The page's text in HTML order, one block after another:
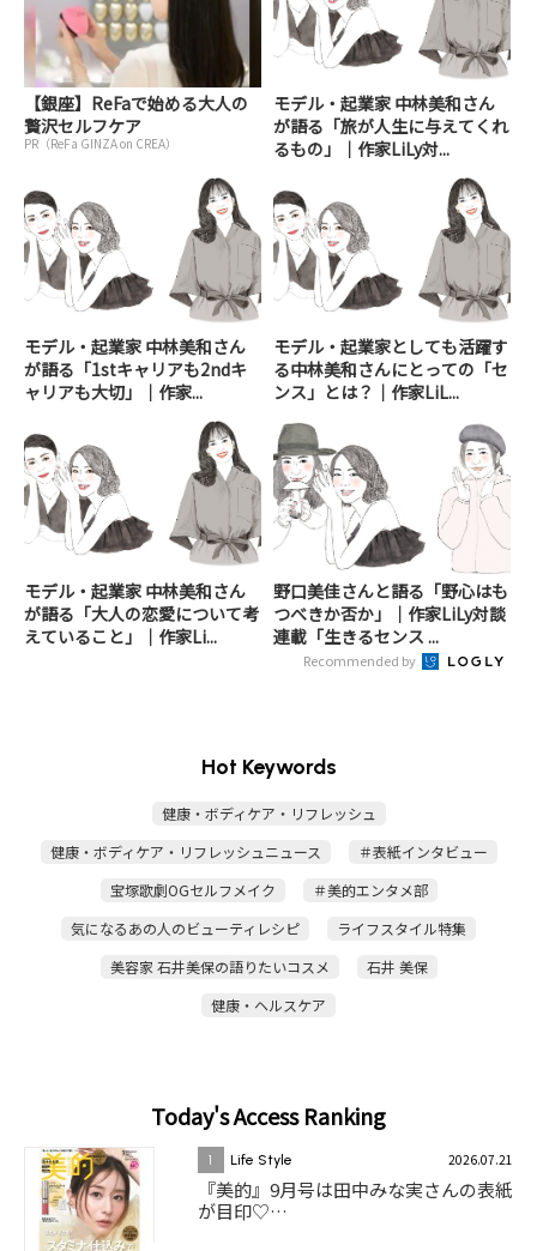
【銀座】ReFaで始める大人の
贅沢セルフケア
PR（ReFa GINZA on CREA）
モデル・起業家 中林美和さん
が語る「旅が人生に与えてくれ
るもの」｜作家LiLy対...
モデル・起業家 中林美和さん
が語る「1stキャリアも2ndキ
ャリアも大切」｜作家...
モデル・起業家としても活躍す
る中林美和さんにとっての「セ
ンス」とは？｜作家LiL...
モデル・起業家 中林美和さん
が語る「大人の恋愛について考
えていること」｜作家Li...
野口美佳さんと語る「野心はも
つべきか否か」｜作家LiLy対談
連載「生きるセンス ...
Recommended by
Hot Keywords
健康・ボディケア・リフレッシュ
健康・ボディケア・リフレッシュニュース
＃表紙インタビュー
宝塚歌劇OGセルフメイク
＃美的エンタメ部
気になるあの人のビューティレシピ
ライフスタイル特集
美容家 石井美保の語りたいコスメ
石井 美保
健康・ヘルスケア
Today's Access Ranking
1 Life Style 2026.07.21
『美的』9月号は田中みな実さんの表紙
が目印♡…